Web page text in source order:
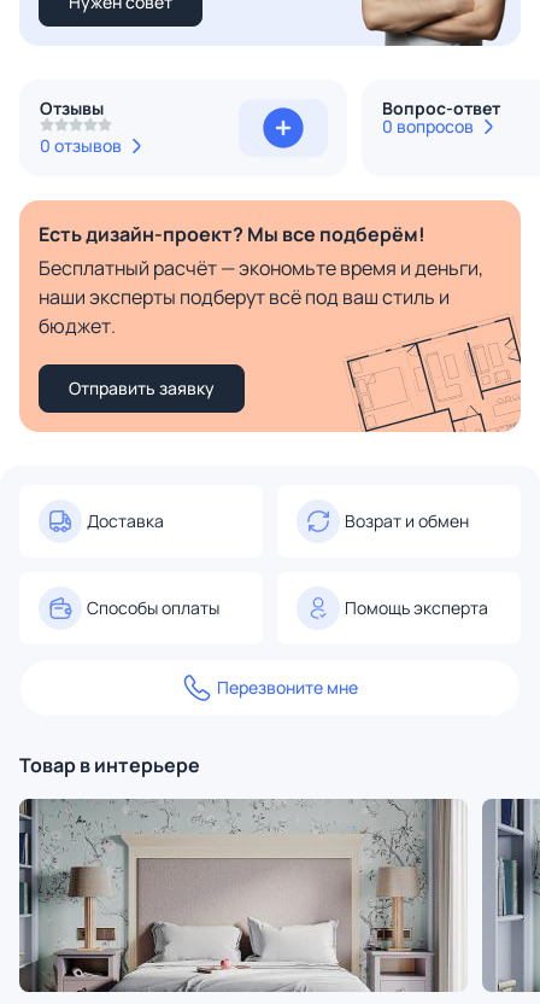
Отзывы
0 отзывов
Вопрос-ответ
0 вопросов
Есть дизайн-проект? Мы все подберём!
Бесплатный расчёт — экономьте время и деньги,
наши эксперты подберут всё под ваш стиль и
бюджет.
Отправить заявку
Доставка Возрат и обмен
Способы оплаты Помощь эксперта
Перезвоните мне
Товар в интерьере